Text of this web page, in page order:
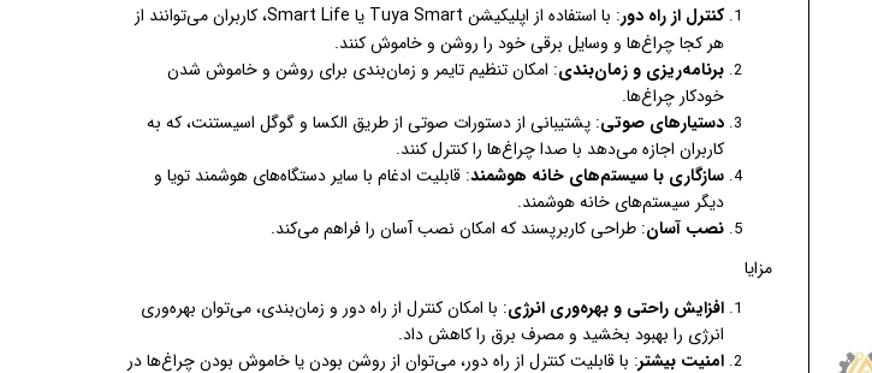
کنترل از راه دور
: با استفاده از اپلیکیشن Tuya Smart یا Smart Life، کاربران می‌توانند از
هر کجا چراغ‌ها و وسایل برقی خود را روشن و خاموش کنند.
برنامه‌ریزی و زمان‌بندی: امکان تنظیم تایمر و زمان‌بندی برای روشن و خاموش شدن
خودکار چراغ‌ها.
دستیارهای صوتی: پشتیبانی از دستورات صوتی از طریق الکسا و گوگل اسیستنت، که به
کاربران اجازه می‌دهد با صدا چراغ‌ها را کنترل کنند.
سازگاری با سیستم‌های خانه هوشمند: قابلیت ادغام با سایر دستگاه‌های هوشمند تویا و
دیگر سیستم‌های خانه هوشمند.
نصب آسان: طراحی کاربرپسند که امکان نصب آسان را فراهم می‌کند.
مزایا
افزایش راحتی و بهره‌وری انرژی: با امکان کنترل از راه دور و زمان‌بندی، می‌توان بهره‌وری
انرژی را بهبود بخشید و مصرف برق را کاهش داد.
امنیت بیشتر: با قابلیت کنترل از راه دور، می‌توان از روشن بودن یا خاموش بودن چراغ‌ها در